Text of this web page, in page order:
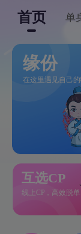
首页 单
缘份
在这里遇见自己的
互选CP
线上CP，高效脱单